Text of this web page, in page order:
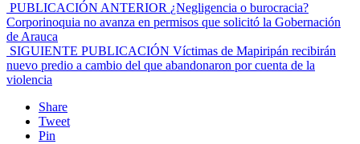
PUBLICACIÓN ANTERIOR ¿Negligencia o burocracia?
Corporinoquia no avanza en permisos que solicitó la Gobernación
de Arauca
SIGUIENTE PUBLICACIÓN Víctimas de Mapiripán recibirán
nuevo predio a cambio del que abandonaron por cuenta de la
violencia
Share
Tweet
Pin